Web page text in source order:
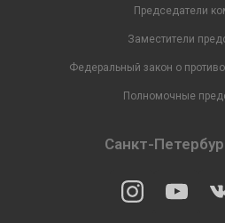
Председатели
Заместители
Федеральный закон о
Полномочные
Санкт-